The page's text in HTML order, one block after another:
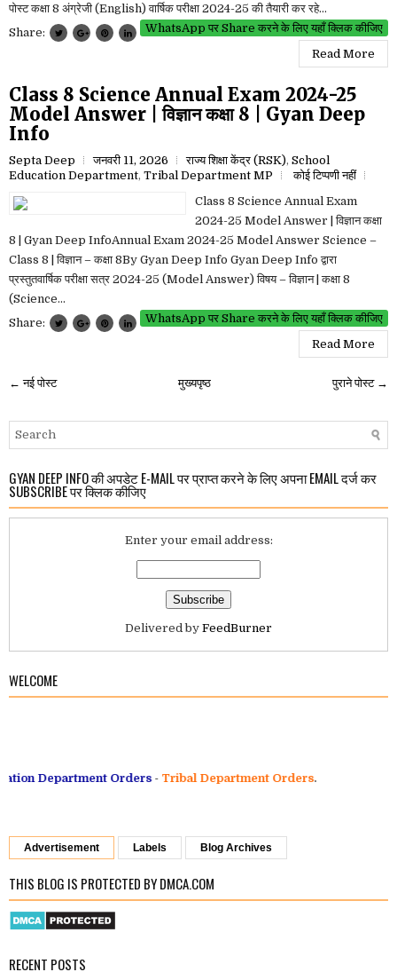
पोस्ट कक्षा 8 अंग्रेजी (English) वार्षिक परीक्षा 2024-25 की तैयारी कर रहे...
WhatsApp पर Share करने के लिए यहाँ क्लिक कीजिए
Share:
Read More
Class 8 Science Annual Exam 2024-25
Model Answer | विज्ञान कक्षा 8 | Gyan Deep
Info
Septa Deep जनवरी 11, 2026 राज्य शिक्षा केंद्र (RSK), School
Education Department, Tribal Department MP
कोई टिप्पणी नहीं
Class 8 Science Annual Exam
2024-25 Model Answer | विज्ञान कक्षा
8 | Gyan Deep InfoAnnual Exam 2024-25 Model Answer Science –
Class 8 | विज्ञान – कक्षा 8By Gyan Deep Info Gyan Deep Info द्वारा
प्रस्तुतवार्षिक परीक्षा सत्र 2024-25 (Model Answer) विषय – विज्ञान | कक्षा 8
(Science...
WhatsApp पर Share करने के लिए यहाँ क्लिक कीजिए
Share:
Read More
← नई पोस्ट पुराने पोस्ट →
मुख्यपृष्ठ
GYAN DEEP INFO की अपडेट E-MAIL पर प्राप्त करने के लिए अपना EMAIL दर्ज कर
SUBSCRIBE पर क्लिक कीजिए
Enter your email address:
Delivered by FeedBurner
WELCOME
Department Orders-Tribal Department Orders.
Advertisement Labels Blog Archives
THIS BLOG IS PROTECTED BY DMCA.COM
RECENT POSTS